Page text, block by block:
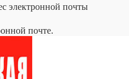
электронной почты
почте.